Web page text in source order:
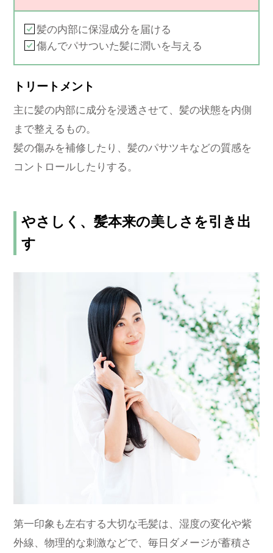
髪の内部に保湿成分を届ける
傷んでパサついた髪に潤いを与える
トリートメント
主に髪の内部に成分を浸透させて、髪の状態を内側
まで整えるもの。
髪の傷みを補修したり、髪のパサツキなどの質感を
コントロールしたりする。
やさしく、髪本来の美しさを引き出
す
第一印象も左右する大切な毛髪は、湿度の変化や紫
外線、物理的な刺激などで、毎日ダメージが蓄積さ